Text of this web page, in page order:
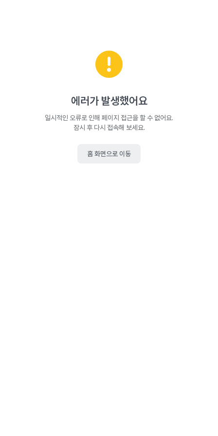
에러가 발생했어요
일시적인 오류로 인해 페이지 접근을 할 수 없어요.
잠시 후 다시 접속해 보세요.
홈 화면으로 이동